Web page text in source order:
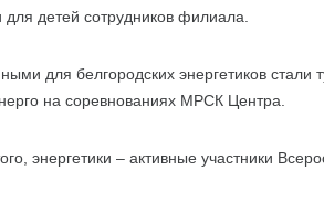
для детей сотрудников филиала.
для белгородских энергетиков
на соревнованиях МРСК Центра.
энергетики – активные участники